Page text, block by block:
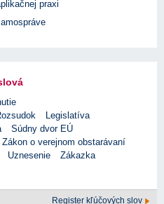
praxi
Legislatíva
Súdny dvor EÚ
Zákon o verejnom obstarávaní
Uznesenie
Zákazka
Register kľúčových slov